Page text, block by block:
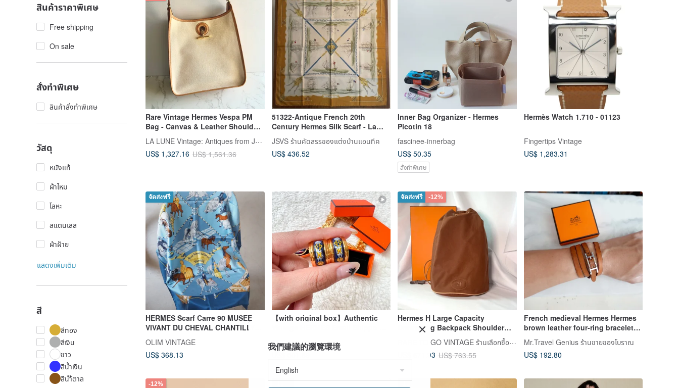
สินค้าราคาพิเศษ
Free shipping
On sale
สั่งทำพิเศษ
สินค้าสั่งทำพิเศษ
วัสดุ
หนังแท้
ผ้าไหม
โลหะ
สแตนเลส
ผ้าฝ้าย
แสดงเพิ่มเติม
สี
สีทอง
สีเงิน
ขาว
สีน้ำเงิน
สีนำ้ตาล
Rare Vintage Hermes Vespa PM
Bag - Canvas & Leather Shoulder
LA LUNE Vintage: Antiques from Japan
US$ 1,327.16 US$ 1,561.36
51322-Antique French 20th
Century Hermes Silk Scarf - La
Marine en Bois Series
JSVS ร้านคัดสรรของแต่งบ้านแอนทีค
US$ 436.52
Inner Bag Organizer - Hermes
Picotin 18
fascinee-innerbag
US$ 50.35
สั่งทำพิเศษ
Hermès Watch 1.710 - 01123
Fingertips Vintage
US$ 1,283.31
จัดส่งฟรี
HERMES Scarf Carre 90 MUSEE
VIVANT DU CHEVAL CHANTILLY
Scarf Carre 90 Musée Vivant du
Cheval Chantilly
OLIM VINTAGE
US$ 368.13
【with original box】Authentic
YST.vintage
US$ 501.89
จัดส่งฟรี -12%
Hermes H Large Capacity
Drawstring Backpack Shoulder
Bag Leather Strap Original Orange
Brand Box
RARE TO GO VINTAGE ร้านเลือกซื้อสินค้าแบบวินเทจ
US$ 671.93 US$ 763.55
French medieval Hermes Hermes
brown leather four-ring bracelet
bracelet senior second-hand
antique jewelry
Mr.Travel Genius ร้านขายของโบราณ
US$ 192.80
-12%
我們建議的瀏覽環境